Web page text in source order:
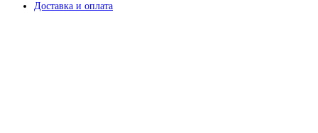
Доставка и оплата